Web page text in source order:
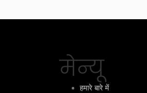
मेन्यू
हमारे बारे में